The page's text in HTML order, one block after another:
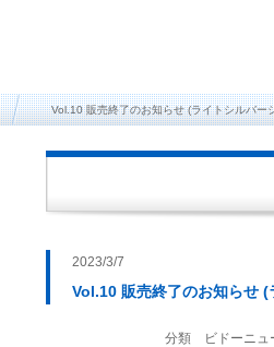
Vol.10 販売終了のお知らせ (ライトシルバー
2023/3/7
Vol.10 販売終了のお知らせ
分類 ビドーニュ